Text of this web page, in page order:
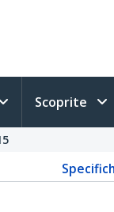
Scoprite